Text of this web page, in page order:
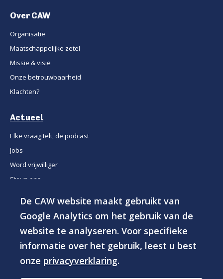
De CAW website maakt gebruikt van
Google Analytics om het gebruik van de
website te analyseren. Voor specifieke
informatie over het gebruik, leest u best
onze privacyverklaring.
Over CAW
Organisatie
Maatschappelijke zetel
Missie & visie
Onze betrouwbaarheid
Klachten?
Actueel
Elke vraag telt, de podcast
Jobs
Word vrijwilliger
Steun ons
© 2026 - CAW Groep vzw
Privacyverklaring
Toegankelijkheidsverklaring